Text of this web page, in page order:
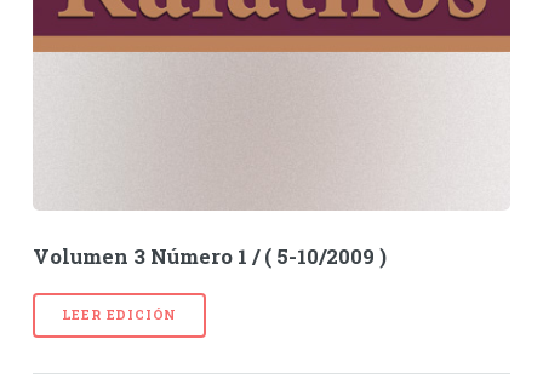
Volumen 3 Número 1 / ( 5-10/2009 )
LEER EDICIÓN